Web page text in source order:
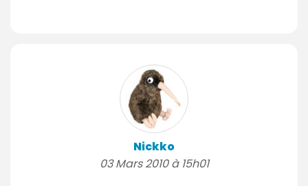
Nickko
03 Mars 2010 à 15h01